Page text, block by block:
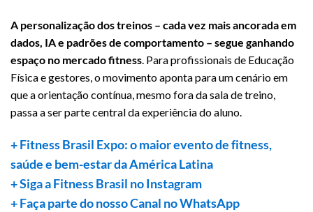
A personalização dos treinos – cada vez mais ancorada em
dados, IA e padrões de comportamento – segue ganhando
espaço no mercado fitness . Para profissionais de Educação
Física e gestores, o movimento aponta para um cenário em
que a orientação contínua, mesmo fora da sala de treino,
passa a ser parte central da experiência do aluno.
+ Fitness Brasil Expo: o maior evento de fitness,
saúde e bem-estar da América Latina
+ Siga a Fitness Brasil no Instagram
+ Faça parte do nosso Canal no WhatsApp